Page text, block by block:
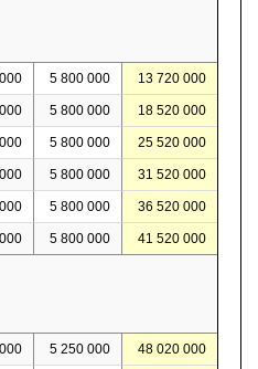
5 800 000 13 720 000
5 800 000 18 520 000
5 800 000 25 520 000
5 800 000 31 520 000
5 800 000 36 520 000
5 800 000 41 520 000
5 250 000 48 020 000